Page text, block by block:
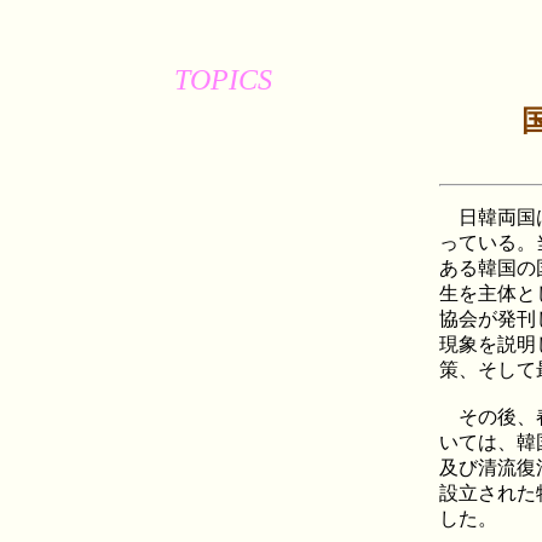
TOPICS
日韓両国
っている
ある韓国の
生を主体と
協会が発刊
現象を説明
策、そして
その後、
いては、韓
及び清流
設立された
した。